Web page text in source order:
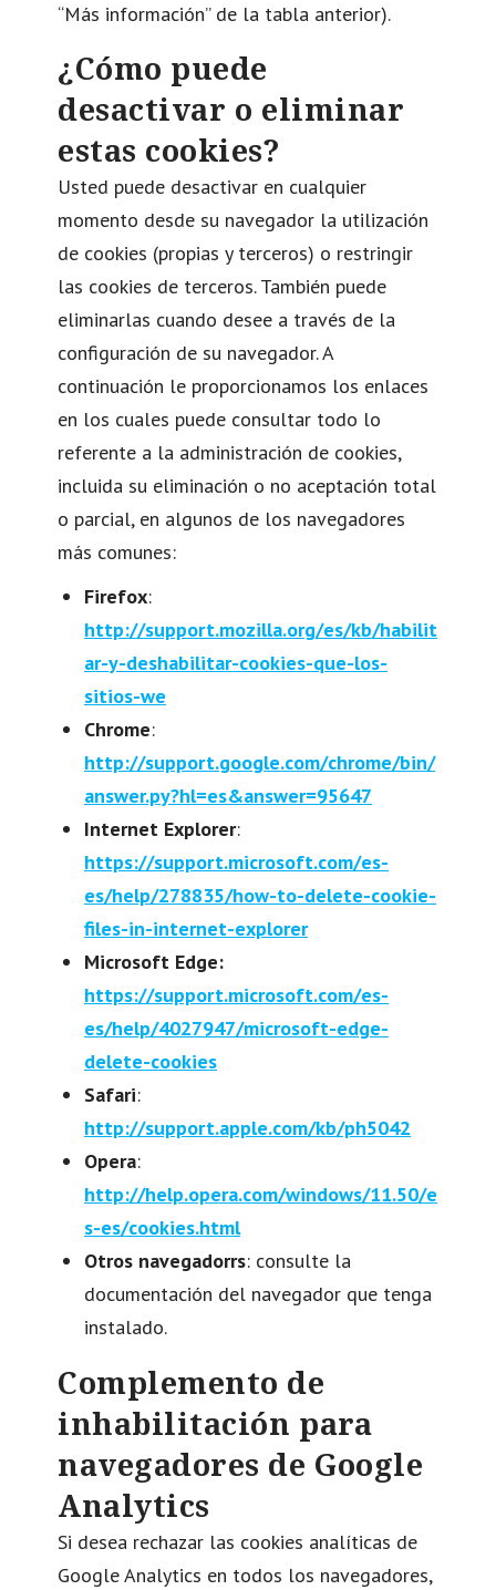
“Más información” de la tabla anterior).
¿Cómo puede
desactivar o eliminar
estas cookies?
Usted puede desactivar en cualquier
momento desde su navegador la utilización
de cookies (propias y terceros) o restringir
las cookies de terceros. También puede
eliminarlas cuando desee a través de la
configuración de su navegador. A
continuación le proporcionamos los enlaces
en los cuales puede consultar todo lo
referente a la administración de cookies,
incluida su eliminación o no aceptación total
o parcial, en algunos de los navegadores
más comunes:
Firefox:
http://support.mozilla.org/es/kb/habilit
ar-y-deshabilitar-cookies-que-los-
sitios-we
Chrome:
http://support.google.com/chrome/bin/
answer.py?hl=es&answer=95647
Internet Explorer:
https://support.microsoft.com/es-
es/help/278835/how-to-delete-cookie-
files-in-internet-explorer
Microsoft Edge:
https://support.microsoft.com/es-
es/help/4027947/microsoft-edge-
delete-cookies
Safari:
http://support.apple.com/kb/ph5042
Opera:
http://help.opera.com/windows/11.50/e
s-es/cookies.html
Otros navegadorrs: consulte la
documentación del navegador que tenga
instalado.
Complemento de
inhabilitación para
navegadores de Google
Analytics
Si desea rechazar las cookies analíticas de
Google Analytics en todos los navegadores,